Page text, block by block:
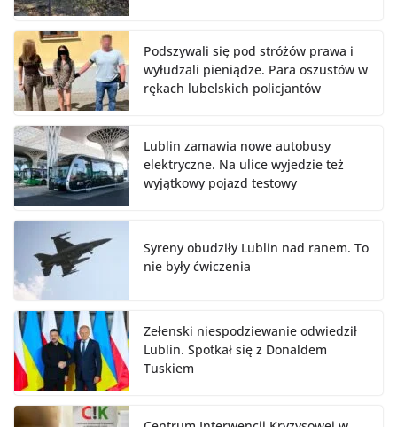
Podszywali się pod stróżów prawa i
wyłudzali pieniądze. Para oszustów w
rękach lubelskich policjantów
Lublin zamawia nowe autobusy
elektryczne. Na ulice wyjedzie też
wyjątkowy pojazd testowy
Syreny obudziły Lublin nad ranem. To
nie były ćwiczenia
Zełenski niespodziewanie odwiedził
Lublin. Spotkał się z Donaldem
Tuskiem